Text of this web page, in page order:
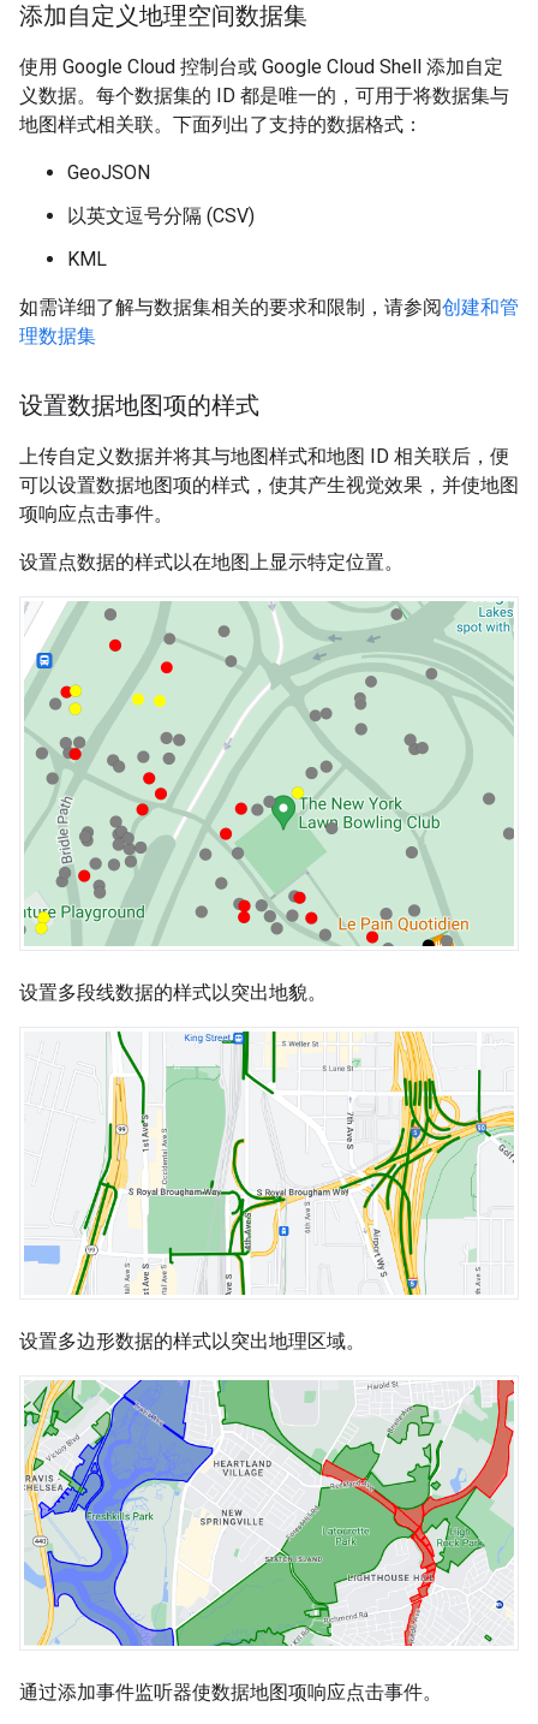
添加自定义地理空间数据集
使用 Google Cloud 控制台或 Google Cloud Shell 添加自定
义数据。每个数据集的 ID 都是唯一的，可用于将数据集与
地图样式相关联。下面列出了支持的数据格式：
GeoJSON
以英文逗号分隔 (CSV)
KML
如需详细了解与数据集相关的要求和限制，请参阅创建和管
理数据集
设置数据地图项的样式
上传自定义数据并将其与地图样式和地图 ID 相关联后，便
可以设置数据地图项的样式，使其产生视觉效果，并使地图
项响应点击事件。
设置点数据的样式以在地图上显示特定位置。
设置多段线数据的样式以突出地貌。
设置多边形数据的样式以突出地理区域。
通过添加事件监听器使数据地图项响应点击事件。